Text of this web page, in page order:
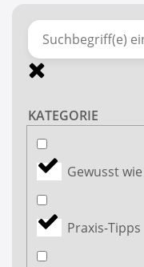
KATEGORIE
Gewusst wie
Praxis-Tipps